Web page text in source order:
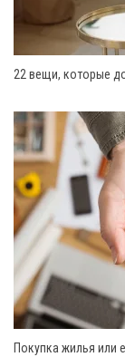
22 вещи, которые
Покупка жилья или